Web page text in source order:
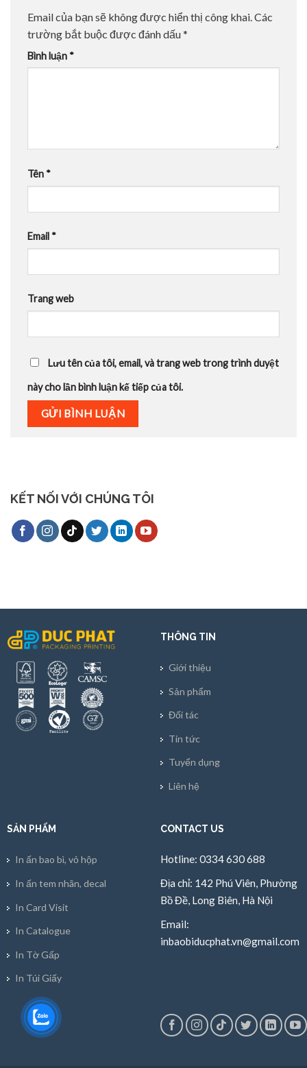
Email của bạn sẽ không được hiển thị công khai. Các
trường bắt buộc được đánh dấu*
Bình luận *
Tên *
Email *
Trang web
Lưu tên của tôi, email, và trang web trong trình duyệt
này cho lần bình luận kế tiếp của tôi.
KẾT NỐI VỚI CHÚNG TÔI
THÔNG TIN
Giới thiệu
Sản phẩm
Đối tác
Tin tức
Tuyển dụng
Liên hệ
SẢN PHẨM
In ấn bao bì, vỏ hộp
In ấn tem nhãn, decal
In Card Visit
In Catalogue
In Tờ Gấp
In Túi Giấy
CONTACT US
Hotline: 0334 630 688
Địa chỉ: 142 Phú Viên, Phường
Bồ Đề, Long Biên, Hà Nội
Email:
inbaobiducphat.vn@gmail.com